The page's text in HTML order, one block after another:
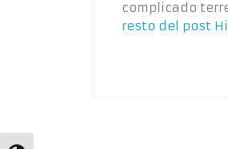
complicado
resto del post